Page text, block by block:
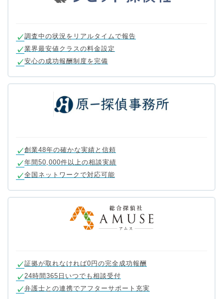
調査中の状況をリアルタイムで報告
業界最安値クラスの料金設定
安心の成功報酬制度を完備
創業48年の確かな実績と信頼
年間50,000件以上の相談実績
全国ネットワークで対応可能
証拠が取れなければ0円の完全成功報酬
24時間365日いつでも相談受付
弁護士との連携でアフターサポート充実